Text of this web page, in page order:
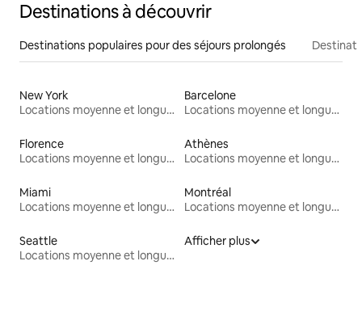
Destinations à découvrir
Destinations populaires pour des séjours prolongés
New York
Locations moyenne et longue durée
Barcelone
Locations moyenne et longue durée
Florence
Locations moyenne et longue durée
Athènes
Locations moyenne et longue durée
Miami
Locations moyenne et longue durée
Montréal
Locations moyenne et longue durée
Seattle
Locations moyenne et longue durée
Afficher plus